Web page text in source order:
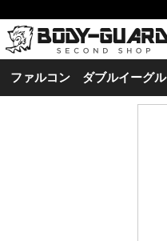
ファルコン ダブルイーグル